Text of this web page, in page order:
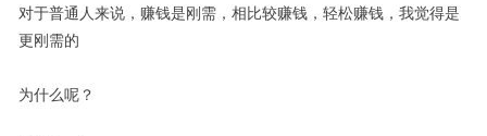
对于普通人来说，赚钱是刚需，相比较赚钱，轻松赚钱，我觉得是
更刚需的
为什么呢？